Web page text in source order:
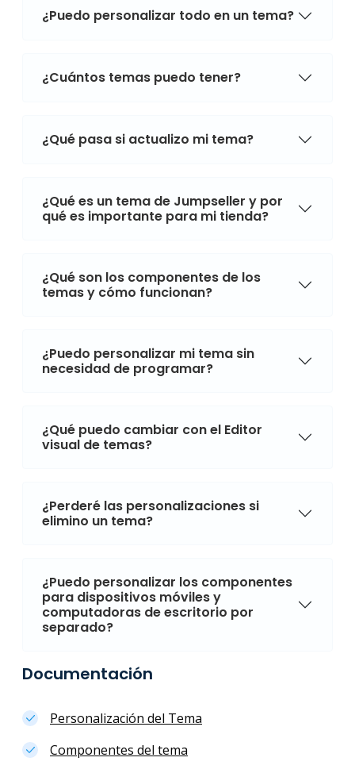
¿Puedo personalizar todo en un tema?
¿Cuántos temas puedo tener?
¿Qué pasa si actualizo mi tema?
¿Qué es un tema de Jumpseller y por
qué es importante para mi tienda?
¿Qué son los componentes de los
temas y cómo funcionan?
¿Puedo personalizar mi tema sin
necesidad de programar?
¿Qué puedo cambiar con el Editor
visual de temas?
¿Perderé las personalizaciones si
elimino un tema?
¿Puedo personalizar los componentes
para dispositivos móviles y
computadoras de escritorio por
separado?
Documentación
Personalización del Tema
Componentes del tema